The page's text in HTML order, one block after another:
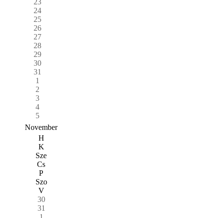
24
25
26
27
28
29
30
31
1
2
3
4
5
November
H
K
Sze
Cs
P
Szo
V
30
31